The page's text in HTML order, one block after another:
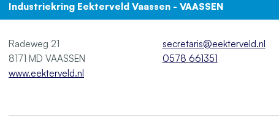
Industriekring Eekterveld Vaassen - VAASSEN
Radeweg 21
8171 MD VAASSEN
www.eekterveld.nl
secretaris@eekterveld.nl
0578 661351